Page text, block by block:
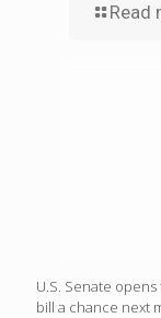
Read
U.S. Senate
bill a chance next